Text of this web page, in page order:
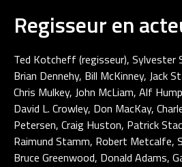
Regisseur en
Ted Kotcheff (regisseur), Sylvester
Brian Dennehy, Bill McKinney, Jack
Chris Mulkey, John McLiam, Alf
David L. Crowley, Don MacKay,
Petersen, Craig Huston, Patrick
Raimund Stamm, Robert Metcalfe,
Bruce Greenwood, Donald Adams,